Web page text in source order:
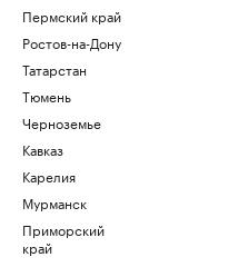
Пермский край
Ростов-на-Дону
Татарстан
Тюмень
Черноземье
Кавказ
Карелия
Мурманск
Приморский
край